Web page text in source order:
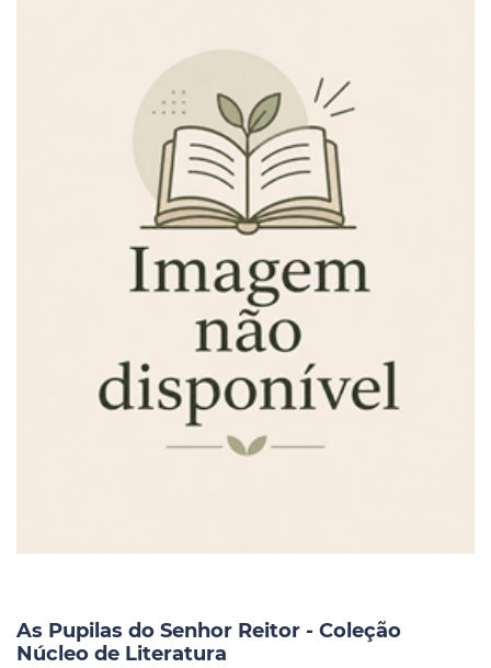
As Pupilas do Senhor Reitor - Coleção
Núcleo de Literatura